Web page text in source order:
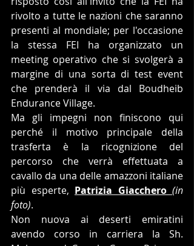
rivolto a tutte le nazioni che saranno
presenti al mondiale; per l'occasione
la stessa FEI ha organizzato un
meeting operativo che si svolgerà a
margine di una sorta di test event
che prenderà il via dal Boudheib
Endurance Village.
Ma gli impegni non finiscono qui
perché il motivo principale della
trasferta è la ricognizione del
percorso che verrà effettuata a
cavallo da una delle amazzoni italiane
più esperte, Patrizia Giacchero (in
foto).
Non nuova ai deserti emiratini
avendo corso in carriera la Sh.